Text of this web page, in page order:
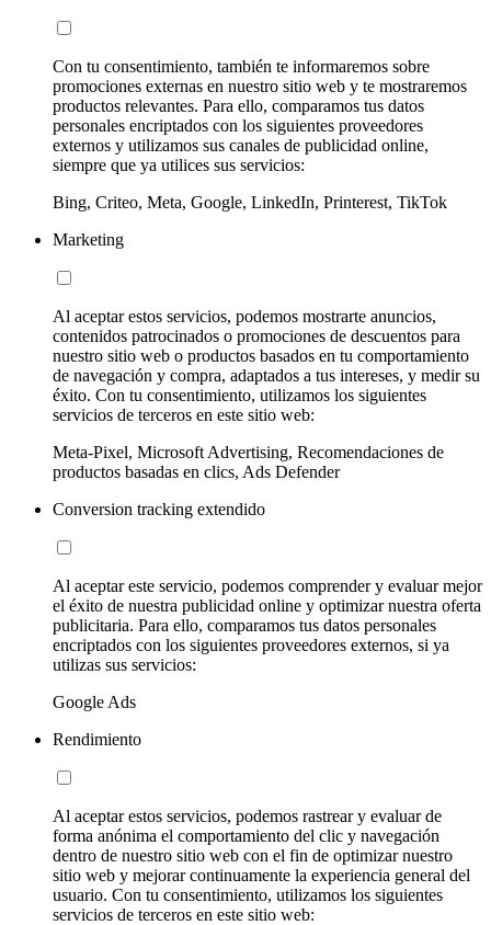
Con tu consentimiento, también te informaremos sobre
promociones externas en nuestro sitio web y te mostraremos
productos relevantes. Para ello, comparamos tus datos
personales encriptados con los siguientes proveedores
externos y utilizamos sus canales de publicidad online,
siempre que ya utilices sus servicios:
Bing, Criteo, Meta, Google, LinkedIn, Printerest, TikTok
Marketing
Al aceptar estos servicios, podemos mostrarte anuncios,
contenidos patrocinados o promociones de descuentos para
nuestro sitio web o productos basados en tu comportamiento
de navegación y compra, adaptados a tus intereses, y medir su
éxito. Con tu consentimiento, utilizamos los siguientes
servicios de terceros en este sitio web:
Meta-Pixel, Microsoft Advertising, Recomendaciones de
productos basadas en clics, Ads Defender
Conversion tracking extendido
Al aceptar este servicio, podemos comprender y evaluar mejor
el éxito de nuestra publicidad online y optimizar nuestra oferta
publicitaria. Para ello, comparamos tus datos personales
encriptados con los siguientes proveedores externos, si ya
utilizas sus servicios:
Google Ads
Rendimiento
Al aceptar estos servicios, podemos rastrear y evaluar de
forma anónima el comportamiento del clic y navegación
dentro de nuestro sitio web con el fin de optimizar nuestro
sitio web y mejorar continuamente la experiencia general del
usuario. Con tu consentimiento, utilizamos los siguientes
servicios de terceros en este sitio web: